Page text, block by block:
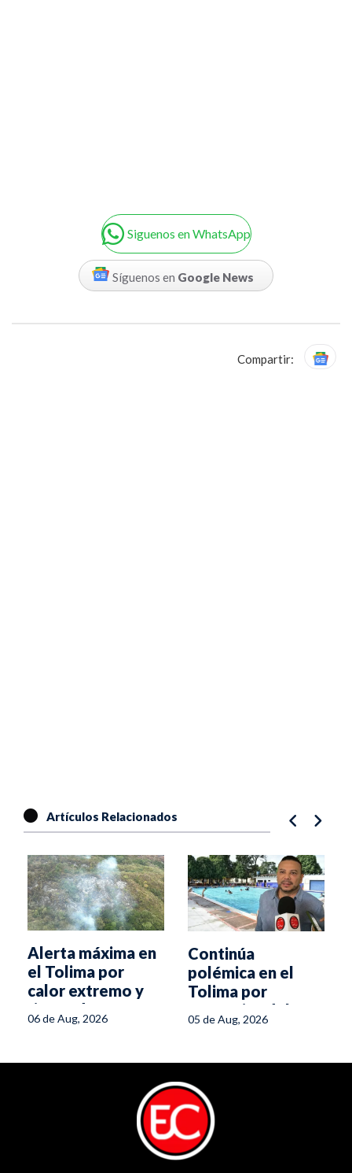
Siguenos en WhatsApp
Síguenos en Google News
Compartir:
Artículos Relacionados
Alerta máxima en
el Tolima por
calor extremo y
riesgo de
incendios
06 de Aug, 2026
Continúa
polémica en el
Tolima por
normativa del
Ministerio de
05 de Aug, 2026